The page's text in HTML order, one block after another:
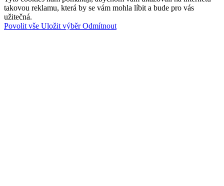
takovou reklamu, která by se vám mohla líbit a bude pro vás
užitečná.
Povolit vše Uložit výběrOdmítnout